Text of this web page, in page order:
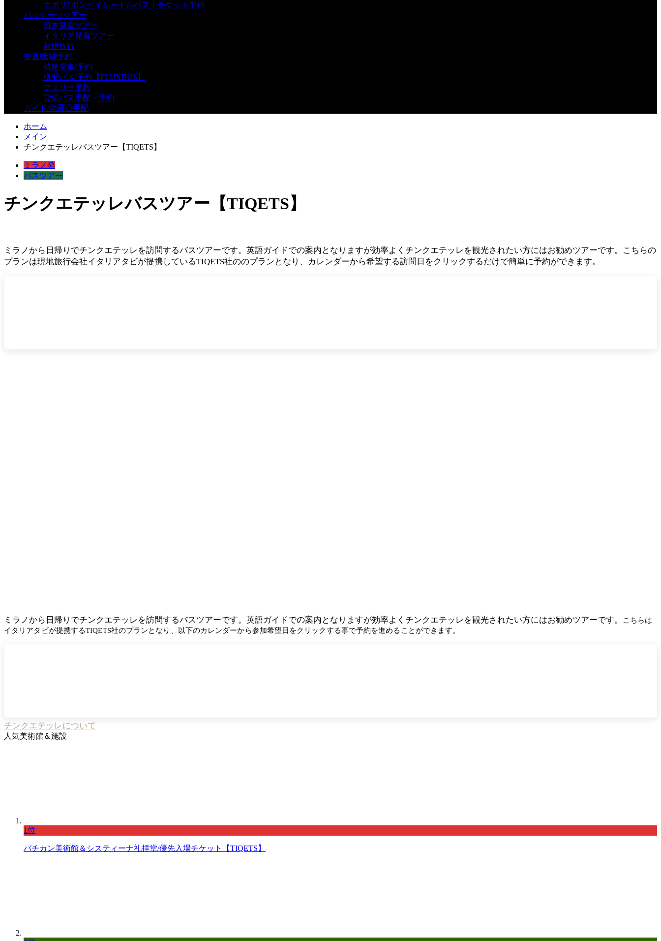
ナポリ⇄ポンペイシャトルバス｜チケット予約
パッケージツアー
日本発着ツアー
イタリア発着ツアー
新婚旅行
交通機関/予約
特急電車/予約
格安バス/予約【FLUXBUS】
フェリー予約
貸切バス手配・予約
ガイド/添乗員手配
ホーム
メイン
チンクエテッレバスツアー【TIQETS】
ミラノ発
バスツアー
チンクエテッレバスツアー【TIQETS】
ミラノから日帰りでチンクエテッレを訪問するバスツアーです。英語ガイドでの案内となりますが効率よくチンクエテッレを観光されたい方にはお勧めツアーです。こちらの
プランは現地旅行会社イタリアタビが提携しているTIQETS社ののプランとなり、カレンダーから希望する訪問日をクリックするだけで簡単に予約ができます。
ミラノから日帰りでチンクエテッレを訪問するバスツアーです。英語ガイドでの案内となりますが効率よくチンクエテッレを観光されたい方にはお勧めツアーです。
こちらは
イタリアタビが提携するTIQETS社のプランとなり、以下のカレンダーから参加希望日をクリックする事で予約を進めることができます。
チンクエテッレについて
人気美術館＆施設
1位
バチカン美術館＆システィーナ礼拝堂/優先入場チケット【TIQETS】